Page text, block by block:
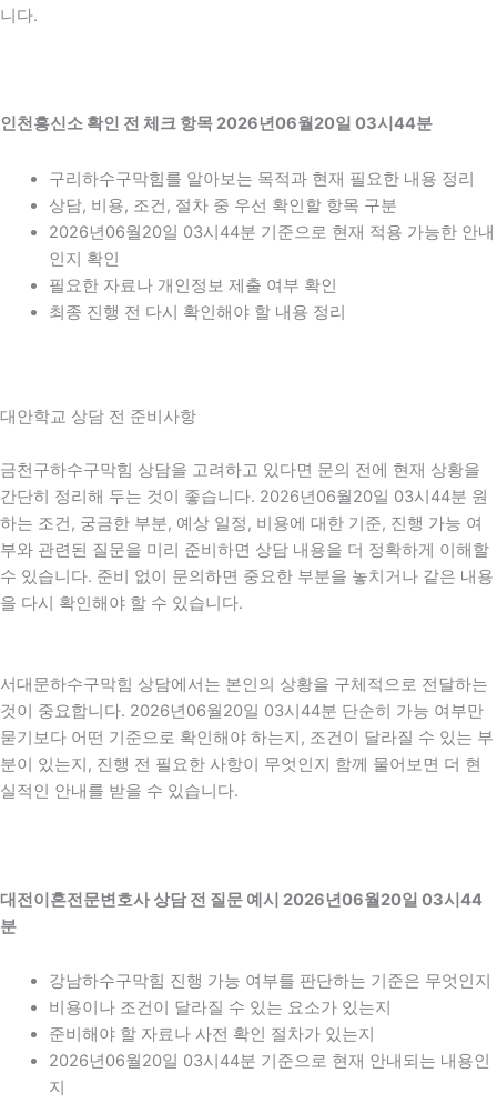
니다.
인천흥신소 확인 전 체크 항목 2026년06월20일 03시44분
구리하수구막힘를 알아보는 목적과 현재 필요한 내용 정리
상담, 비용, 조건, 절차 중 우선 확인할 항목 구분
2026년06월20일 03시44분 기준으로 현재 적용 가능한 안내
인지 확인
필요한 자료나 개인정보 제출 여부 확인
최종 진행 전 다시 확인해야 할 내용 정리
대안학교 상담 전 준비사항
금천구하수구막힘 상담을 고려하고 있다면 문의 전에 현재 상황을
간단히 정리해 두는 것이 좋습니다. 2026년06월20일 03시44분 원
하는 조건, 궁금한 부분, 예상 일정, 비용에 대한 기준, 진행 가능 여
부와 관련된 질문을 미리 준비하면 상담 내용을 더 정확하게 이해할
수 있습니다. 준비 없이 문의하면 중요한 부분을 놓치거나 같은 내용
을 다시 확인해야 할 수 있습니다.
서대문하수구막힘 상담에서는 본인의 상황을 구체적으로 전달하는
것이 중요합니다. 2026년06월20일 03시44분 단순히 가능 여부만
묻기보다 어떤 기준으로 확인해야 하는지, 조건이 달라질 수 있는 부
분이 있는지, 진행 전 필요한 사항이 무엇인지 함께 물어보면 더 현
실적인 안내를 받을 수 있습니다.
대전이혼전문변호사 상담 전 질문 예시 2026년06월20일 03시44
분
강남하수구막힘 진행 가능 여부를 판단하는 기준은 무엇인지
비용이나 조건이 달라질 수 있는 요소가 있는지
준비해야 할 자료나 사전 확인 절차가 있는지
2026년06월20일 03시44분 기준으로 현재 안내되는 내용인
지